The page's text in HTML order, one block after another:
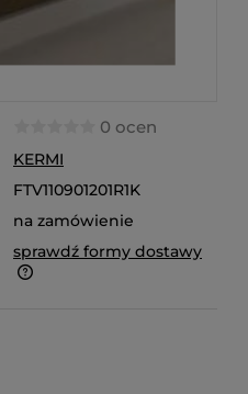
0 ocen
KERMI
FTV110901201R1K
na zamówienie
sprawdź formy dostawy
znajdują.